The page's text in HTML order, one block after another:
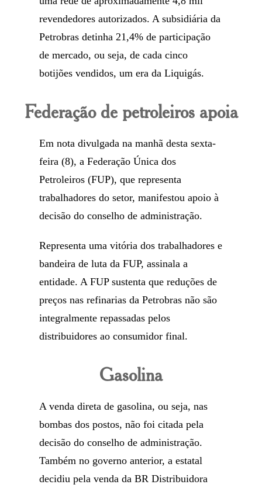
revendedores autorizados. A subsidiária da
Petrobras detinha 21,4% de participação
de mercado, ou seja, de cada cinco
botijões vendidos, um era da Liquigás.
Federação de petroleiros apoia
Em nota divulgada na manhã desta sexta-
feira (8), a Federação Única dos
Petroleiros (FUP), que representa
trabalhadores do setor, manifestou apoio à
decisão do conselho de administração.
Representa uma vitória dos trabalhadores e
bandeira de luta da FUP, assinala a
entidade. A FUP sustenta que reduções de
preços nas refinarias da Petrobras não são
integralmente repassadas pelos
distribuidores ao consumidor final.
Gasolina
A venda direta de gasolina, ou seja, nas
bombas dos postos, não foi citada pela
decisão do conselho de administração.
Também no governo anterior, a estatal
decidiu pela venda da BR Distribuidora